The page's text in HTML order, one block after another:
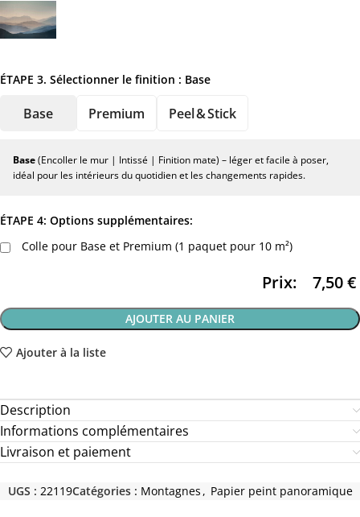
ÉTAPE 3. Sélectionner le finition : Base
Base Premium Peel & Stick
Base(Encoller le mur | Intissé | Finition mate) – léger et facile à poser,
idéal pour les intérieurs du quotidien et les changements rapides.
ÉTAPE 4: Options supplémentaires:
Colle pour Base et Premium (1 paquet pour 10 m²)
Prix: 7,50€
AJOUTER AU PANIER
Ajouter à la liste
Description
Informations complémentaires
Livraison et paiement
UGS : 22119Catégories : Montagnes , Papier peint panoramique